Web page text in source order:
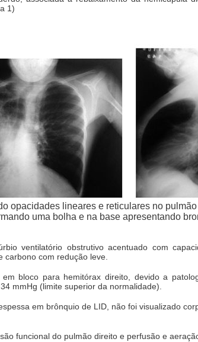
1)
opacidades lineares e reticulares no
uma bolha e na base apresentando
ventilatório obstrutivo acentuado com
carbono com redução leve.
bloco para hemitórax direito, devido a
mmHg (limite superior da normalidade).
em brônquio de LID, não foi visualizado
funcional do pulmão direito e perfusão e